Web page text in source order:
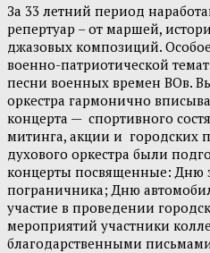
За 33 летний период
репертуар – от маршей,
джазовых композиций.
военно-патриотической
песни военных времен ВОв.
оркестра гармонично
концерта — спортивного
митинга, акции и городских
духового оркестра были
концерты посвященные: Дню
пограничника; Дню
участие в проведении
мероприятий участники
благодарственными